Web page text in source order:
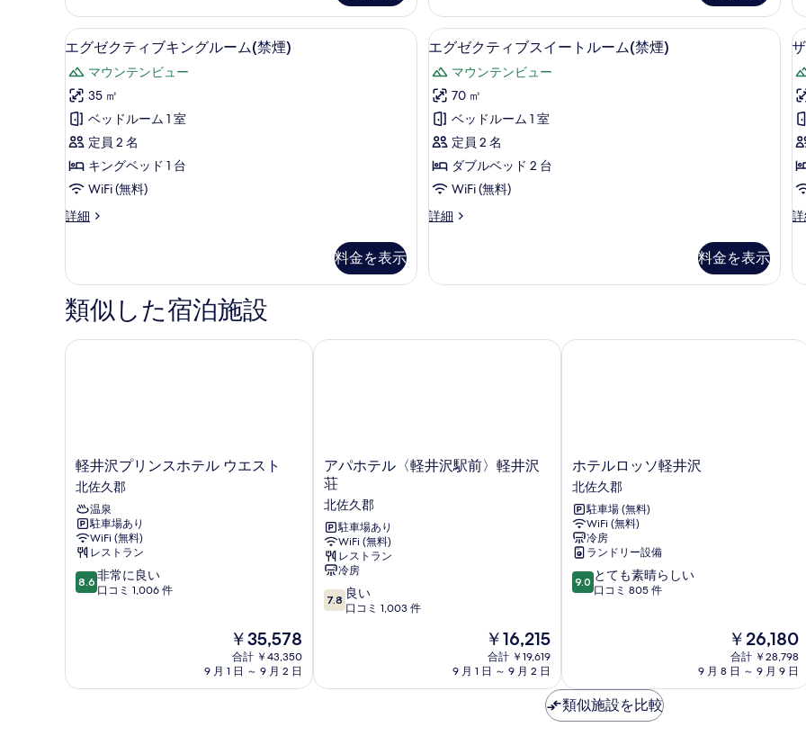
ル
ー
ム
(禁
煙)
の
す
べ
の
真
を
表
示
ス
ガ
ー
ン
ツ
イ
ン
ル
ー
ム
(禁
煙)
の
煙)
の
す
べ
て
の
写
真
表
す
イ
ン
ル
ム
(禁
煙)
の
詳
(禁
煙)
表
ブ
ツ
イ
ン
ル
ー
ム
(
煙)
詳
細
エ
グ
ゼ
ク
テ
ィ
ブ
ン
ル
ー
ム
(禁
て
の
写
真
を
表
示
エグゼクティブキングルーム(禁煙) | ミニバー、セーフティボックス (室内)、デスク、遮光カーテン
6
エグゼクティブキングルーム(禁煙)
マウンテンビュー
35 ㎡
ベッドルーム 1 室
定員 2 名
キングベッド 1 台
WiFi (無料)
詳細
エ
テ
ィ
ブ
キ
ン
の
詳
細
料金を表示
エ
グ
ゼ
ク
テ
ィ
ブ
イ
ト
ム
べ
エグゼクティブスイートルーム(禁煙)
4
エグゼクティブスイートルーム(禁煙)
マウンテンビュー
70 ㎡
ベッドルーム 1 室
定員 2 名
ダブルベッド 2 台
WiFi (無料)
詳細
エ
テ
イ
煙)
の
料金を表示
プ
ス
ー
ス
ト
類似した宿泊施設
軽
井
沢
プ
リ
ン
ス
ホ
テ
北
軽井沢プリンスホテル ウエスト
北佐久郡
温泉
駐車場あり
WiFi (無料)
レストラン
10
段
に
8.6 非常に良い
口コミ 1,006 件
現
在
の
￥35,578
合計 ￥43,350
9 月 1 日 ～ 9 月 2 日
軽井沢プリンスホテル ウエスト
ア
パ
ホ
テ
ル
〈軽
井
沢
駅
前〉
北
アパホテル〈軽井沢駅前〉軽井沢
荘
北佐久郡
駐車場あり
WiFi (無料)
レストラン
冷房
10
段
い、
7.8 良い
口コミ 1,003 件
現
在
の
￥16,215
合計 ￥19,619
9 月 1 日 ～ 9 月 2 日
アパホテル〈軽井沢駅前〉軽井沢荘
ホ
テ
ル
ロ
ッ
ソ
軽
井
沢
ホテルロッソ軽井沢
北佐久郡
駐車場 (無料)
WiFi (無料)
冷房
ランドリー設備
10
段
も
素
晴
9.0 とても素晴らしい
口コミ 805 件
現
在
の
￥26,180
合計 ￥28,798
9 月 8 日 ～ 9 月 9 日
ホテルロッソ軽井沢
類似施設を比較